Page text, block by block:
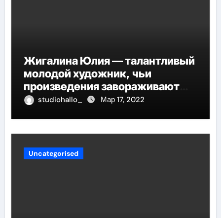
Жигалина Юлия — талантливый
молодой художник, чьи
произведения завораживают
своей искренностью и
глубины человеческой
сущности
studiohallo_ Мар 17, 2022
Uncategorised